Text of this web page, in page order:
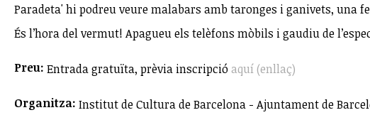
Paradeta' hi podreu veure malabars amb taronges i ganivets, una
És l’hora del vermut! Apagueu els telèfons mòbils i gaudiu de
Preu: Entrada gratuïta, prèvia inscripció aquí (enllaç)
Organitza: Institut de Cultura de Barcelona - Ajuntament de